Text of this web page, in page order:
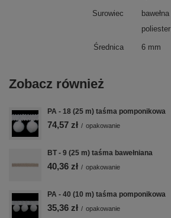
Surowiec
bawełna
poliester
Średnica 6 mm
Zobacz również
PA - 18 (25 m) taśma pomponikowa
74,57 zł / opakowanie
BT - 9 (25 m) taśma bawełniana
40,36 zł / opakowanie
PA - 40 (10 m) taśma pomponikowa
35,36 zł / opakowanie